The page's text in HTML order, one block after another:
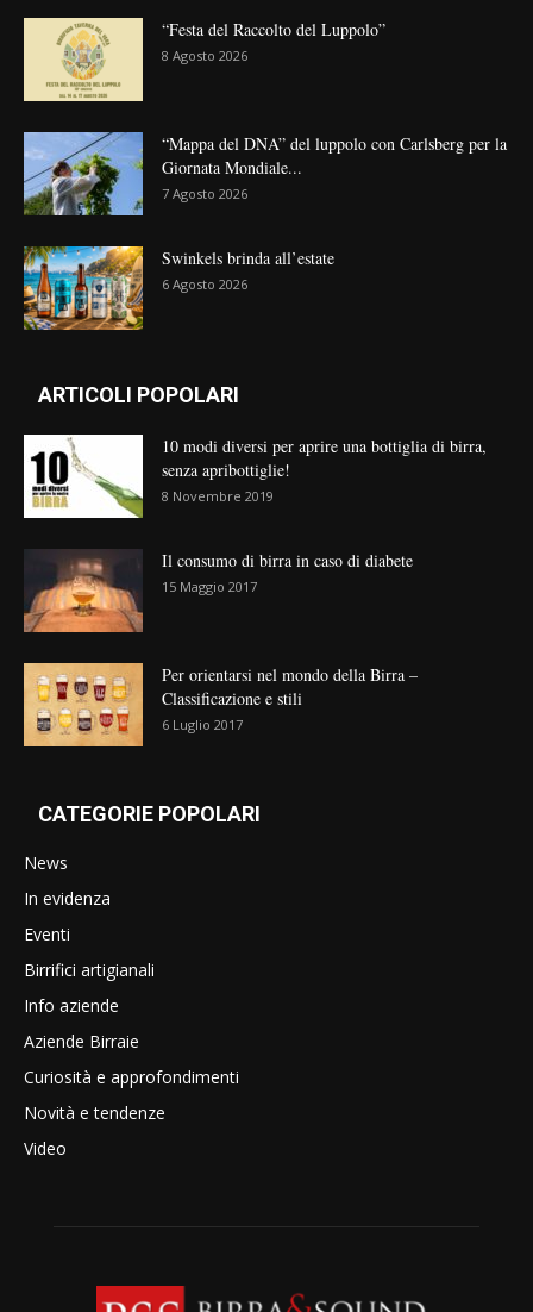
“Festa del Raccolto del Luppolo”
8 Agosto 2026
“Mappa del DNA” del luppolo con Carlsberg per la
Giornata Mondiale...
7 Agosto 2026
Swinkels brinda all’estate
6 Agosto 2026
ARTICOLI POPOLARI
10 modi diversi per aprire una bottiglia di birra,
senza apribottiglie!
8 Novembre 2019
Il consumo di birra in caso di diabete
15 Maggio 2017
Per orientarsi nel mondo della Birra –
Classificazione e stili
6 Luglio 2017
CATEGORIE POPOLARI
News
In evidenza
Eventi
Birrifici artigianali
Info aziende
Aziende Birraie
Curiosità e approfondimenti
Novità e tendenze
Video